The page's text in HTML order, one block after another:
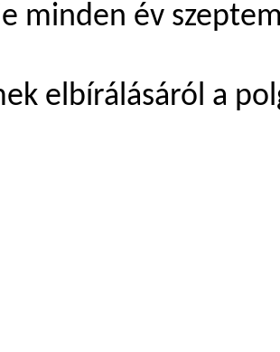
minden év
elbírálásáról a